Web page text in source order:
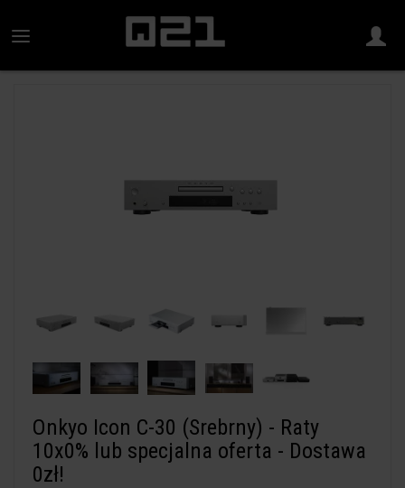
Onkyo Icon C-30 (Srebrny) - Raty
10x0% lub specjalna oferta - Dostawa
0zł!